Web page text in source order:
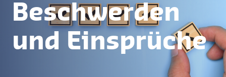
Beschwerden
und Einsprüche